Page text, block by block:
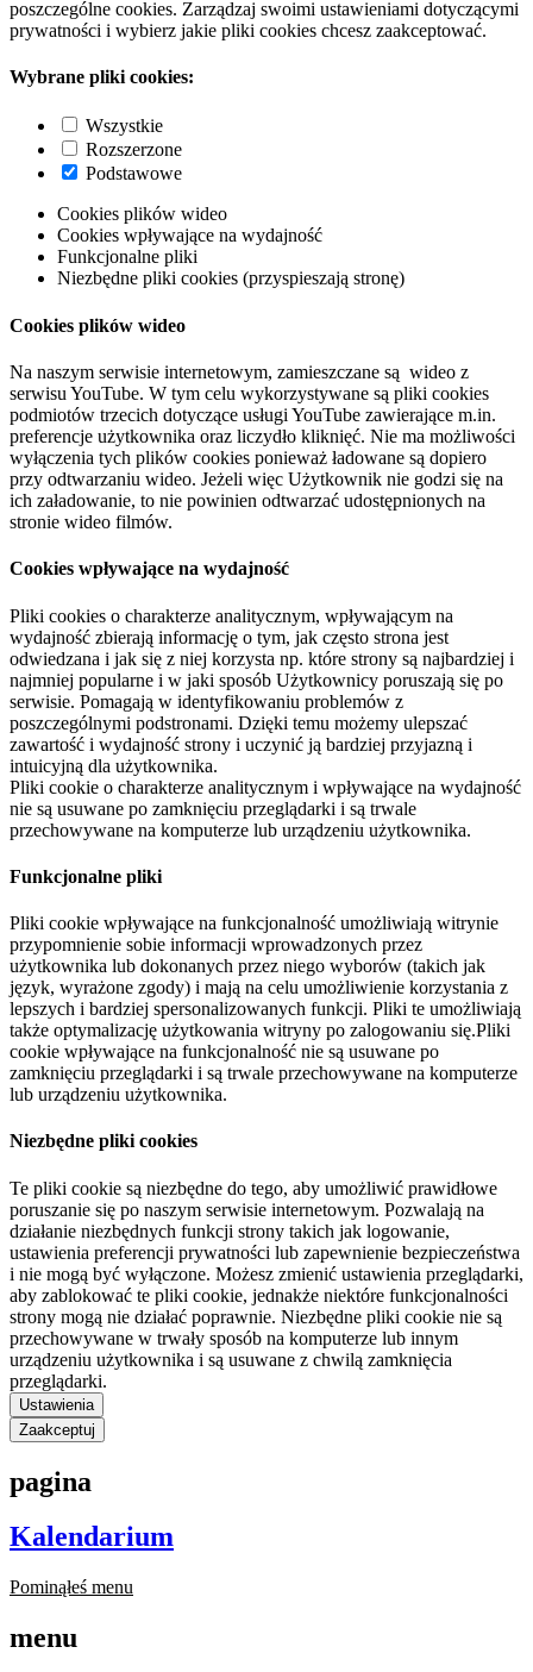
poszczególne cookies. Zarządzaj swoimi ustawieniami dotyczącymi
prywatności i wybierz jakie pliki cookies chcesz zaakceptować.
Wybrane pliki cookies:
Wszystkie
Rozszerzone
Podstawowe
Cookies plików wideo
Cookies wpływające na wydajność
Funkcjonalne pliki
Niezbędne pliki cookies (przyspieszają stronę)
Cookies plików wideo
Na naszym serwisie internetowym, zamieszczane są wideo z
serwisu YouTube. W tym celu wykorzystywane są pliki cookies
podmiotów trzecich dotyczące usługi YouTube zawierające m.in.
preferencje użytkownika oraz liczydło kliknięć. Nie ma możliwości
wyłączenia tych plików cookies ponieważ ładowane są dopiero
przy odtwarzaniu wideo. Jeżeli więc Użytkownik nie godzi się na
ich załadowanie, to nie powinien odtwarzać udostępnionych na
stronie wideo filmów.
Cookies wpływające na wydajność
Pliki cookies o charakterze analitycznym, wpływającym na
wydajność zbierają informację o tym, jak często strona jest
odwiedzana i jak się z niej korzysta np. które strony są najbardziej i
najmniej popularne i w jaki sposób Użytkownicy poruszają się po
serwisie. Pomagają w identyfikowaniu problemów z
poszczególnymi podstronami. Dzięki temu możemy ulepszać
zawartość i wydajność strony i uczynić ją bardziej przyjazną i
intuicyjną dla użytkownika.
Pliki cookie o charakterze analitycznym i wpływające na wydajność
nie są usuwane po zamknięciu przeglądarki i są trwale
przechowywane na komputerze lub urządzeniu użytkownika.
Funkcjonalne pliki
Pliki cookie wpływające na funkcjonalność umożliwiają witrynie
przypomnienie sobie informacji wprowadzonych przez
użytkownika lub dokonanych przez niego wyborów (takich jak
język, wyrażone zgody) i mają na celu umożliwienie korzystania z
lepszych i bardziej spersonalizowanych funkcji. Pliki te umożliwiają
także optymalizację użytkowania witryny po zalogowaniu się.Pliki
cookie wpływające na funkcjonalność nie są usuwane po
zamknięciu przeglądarki i są trwale przechowywane na komputerze
lub urządzeniu użytkownika.
Niezbędne pliki cookies
Te pliki cookie są niezbędne do tego, aby umożliwić prawidłowe
poruszanie się po naszym serwisie internetowym. Pozwalają na
działanie niezbędnych funkcji strony takich jak logowanie,
ustawienia preferencji prywatności lub zapewnienie bezpieczeństwa
i nie mogą być wyłączone. Możesz zmienić ustawienia przeglądarki,
aby zablokować te pliki cookie, jednakże niektóre funkcjonalności
strony mogą nie działać poprawnie. Niezbędne pliki cookie nie są
przechowywane w trwały sposób na komputerze lub innym
urządzeniu użytkownika i są usuwane z chwilą zamknięcia
przeglądarki.
Ustawienia
Zaakceptuj
pagina
Kalendarium
Pominąłeś menu
menu